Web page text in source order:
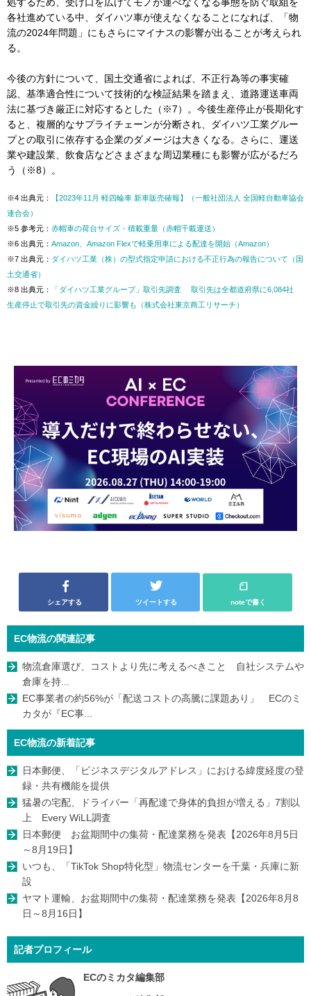
各社進めている中、ダイハツ車が使えなくなることになれば、「物
流の2024年問題」にもさらにマイナスの影響が出ることが考えられ
る。
今後の方針について、国土交通省によれば、不正行為等の事実確
認、基準適合性について技術的な検証結果を踏まえ、道路運送車両
法に基づき厳正に対応するとした（※7）。今後生産停止が長期化す
ると、複層的なサプライチェーンが分断され、ダイハツ工業グルー
プとの取引に依存する企業のダメージは大きくなる。さらに、運送
業や建設業、飲食店などさまざまな周辺業種にも影響が広がるだろ
う（※8）。
※4 出典元：
【2023年11月 軽四輪車 新車販売確報】（一般社団法人 全国軽自動車協会
連合会）
※5 参考元： 赤帽車の荷台サイズ・積載重量（赤帽千載運送）
※6 出典元： Amazon、Amazon Flexで軽乗用車による配達を開始（Amazon）
※7 出典元： ダイハツ工業（株）の型式指定申請における不正行為の報告について（国
土交通省）
※8 出典元：
「ダイハツ工業グループ」取引先調査 取引先は全都道府県に6,084社
生産停止で取引先の資金繰りに影響も（株式会社東京商工リサーチ）
シェアする ツイートする noteで書く
EC物流の関連記事
物流倉庫選び、コストより先に考えるべきこと 自社システムや
倉庫を持...
EC事業者の約56%が「配送コストの高騰に課題あり」 ECのミ
カタが『EC事...
EC物流の新着記事
日本郵便、「ビジネスデジタルアドレス」における緯度経度の登
録・共有機能を提供
猛暑の宅配、ドライバー「再配達で身体的負担が増える」7割以
上 Every WiLL調査
日本郵便 お盆期間中の集荷・配達業務を発表【2026年8月5日
～8月19日】
いつも、「TikTok Shop特化型」物流センターを千葉・兵庫に新
設
ヤマト運輸、お盆期間中の集荷・配達業務を発表【2026年8月8
日～8月16日】
記者プロフィール
ECのミカタ編集部